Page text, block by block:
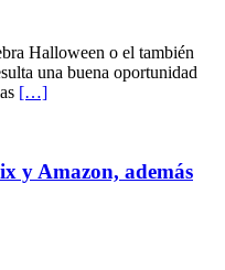
Halloween o el también
una buena oportunidad
[…]
y Amazon, además